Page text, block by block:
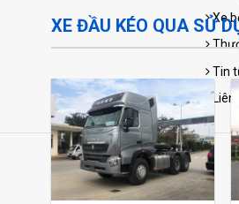
XE ĐẦU KÉO QUA SỬXe
Tin
Liên